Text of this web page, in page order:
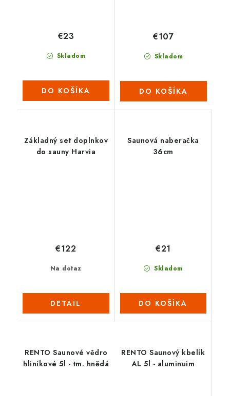
Skladom
€23
DO KOŠÍKA
Skladom
€107
DO KOŠÍKA
Základný set doplnkov
do sauny Harvia
Na dotaz
€122
DETAIL
Saunová naberačka
36cm
Skladom
€21
DO KOŠÍKA
RENTO Saunové vědro
hliníkové 5l - tm. hnědá
RENTO Saunový kbelík
AL 5l - aluminuim